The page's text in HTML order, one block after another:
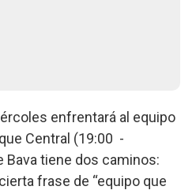
enfrentará al equipo
Central (19:00 -
Bava tiene dos caminos:
frase de “equipo que